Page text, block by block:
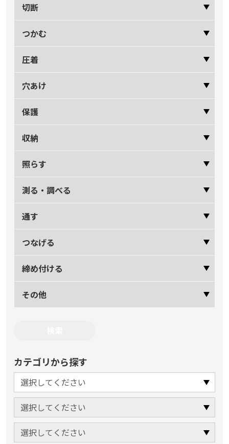
切断
つかむ
圧着
穴あけ
保護
収納
照らす
測る・調べる
通す
つなげる
締め付ける
その他
カテゴリから探す